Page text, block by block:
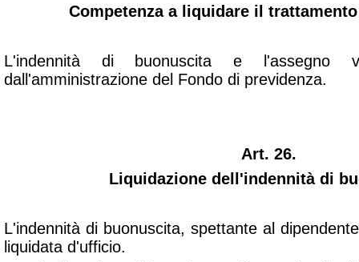
Competenza a liquidare il
L'indennità di buonuscita e l'assegno
dall'amministrazione del Fondo di previdenza.
Art. 26.
Liquidazione dell'indennità di
L'indennità di buonuscita, spettante al
liquidata d'ufficio.